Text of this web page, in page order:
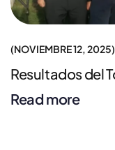
NOVIEMBRE 12, 2025
Resultados del
Read more